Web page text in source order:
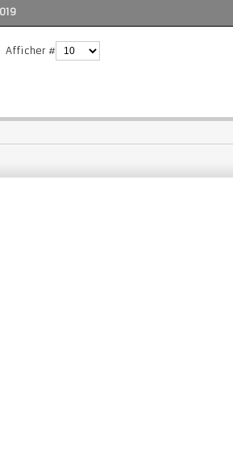
Afficher #